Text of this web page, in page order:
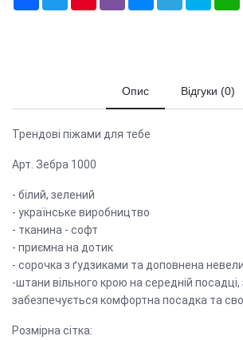
Опис Відгуки (0)
Трендові піжами для тебе
Арт. Зебра 1000
- білий, зелений
- українське виробництво
- тканина - софт
- приємна на дотик
- сорочка з ґудзиками та доповнена
-штани вільного крою на середній
забезпечується комфортна посадка та
Розмірна сітка: